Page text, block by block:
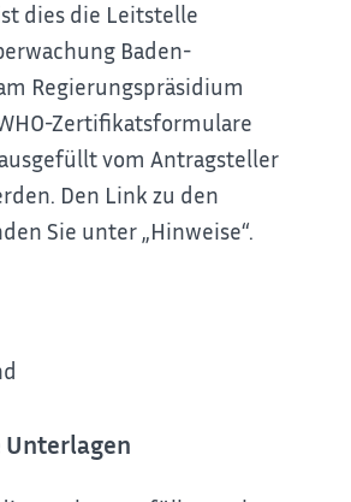
dies die Leitstelle
Baden-
Regierungspräsidium
Zertifikatsformulare
vom Antragsteller
Den Link zu den
Sie unter „Hinweise“.